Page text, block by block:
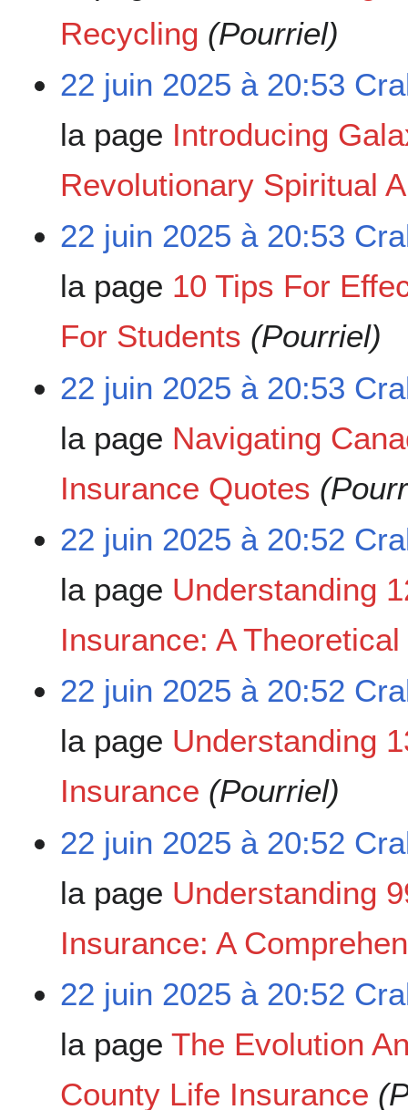
Recycling (Pourriel)
22 juin 2025 à 20:53
la page Introducing
Revolutionary Spiritual
22 juin 2025 à 20:53
la page 10 Tips For
For Students (Pourriel)
22 juin 2025 à 20:53
la page Navigating
Insurance Quotes
22 juin 2025 à 20:52
la page Understanding
Insurance: A
22 juin 2025 à 20:52
la page Understanding
Insurance (Pourriel)
22 juin 2025 à 20:52
la page Understanding
Insurance: A
22 juin 2025 à 20:52
la pageThe Evolution
County Life Insurance